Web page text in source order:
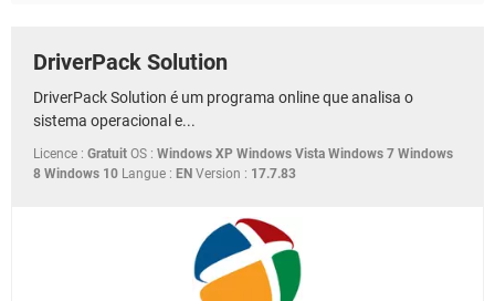
DriverPack Solution
DriverPack Solution é um programa online que analisa o
sistema operacional e...
Licence : Gratuit OS : Windows XP Windows Vista Windows 7 Windows
8 Windows 10 Langue : EN Version : 17.7.83